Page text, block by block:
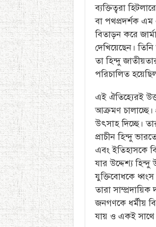
ব্যক্তিত্বরা
বা পথপ্রদর্শক
বিতাড়ন করে
দেখিয়েছেন।
তা হিন্দু
পরিচালিত
এই ঐতিহ্যেরই
আক্রমণ চালাচ্ছে।
উৎসাহ দিচ্ছে।
প্রাচীন হিন্দু
এবং ইতিহাসকে
যার উদ্দেশ্য
যুক্তিবোধকে
তারা
জনগণকে ধর্মীয়
যায় ও একই সাথে